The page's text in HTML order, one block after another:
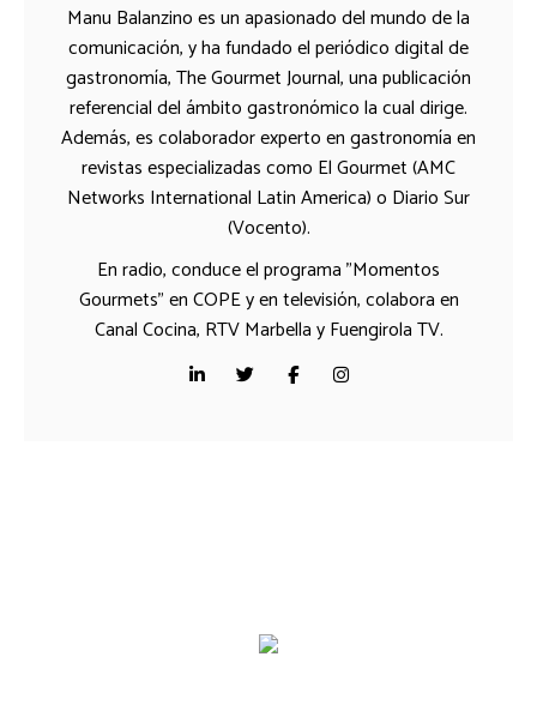
Manu Balanzino es un apasionado del mundo de la
comunicación, y ha fundado el periódico digital de
gastronomía, The Gourmet Journal, una publicación
referencial del ámbito gastronómico la cual dirige.
Además, es colaborador experto en gastronomía en
revistas especializadas como El Gourmet (AMC
Networks International Latin America) o Diario Sur
(Vocento).
En radio, conduce el programa "Momentos
Gourmets" en COPE y en televisión, colabora en
Canal Cocina, RTV Marbella y Fuengirola TV.